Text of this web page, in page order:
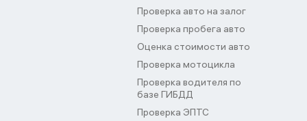
Проверка авто на залог
Проверка пробега авто
Оценка стоимости авто
Проверка мотоцикла
Проверка водителя по
базе ГИБДД
Проверка ЭПТС